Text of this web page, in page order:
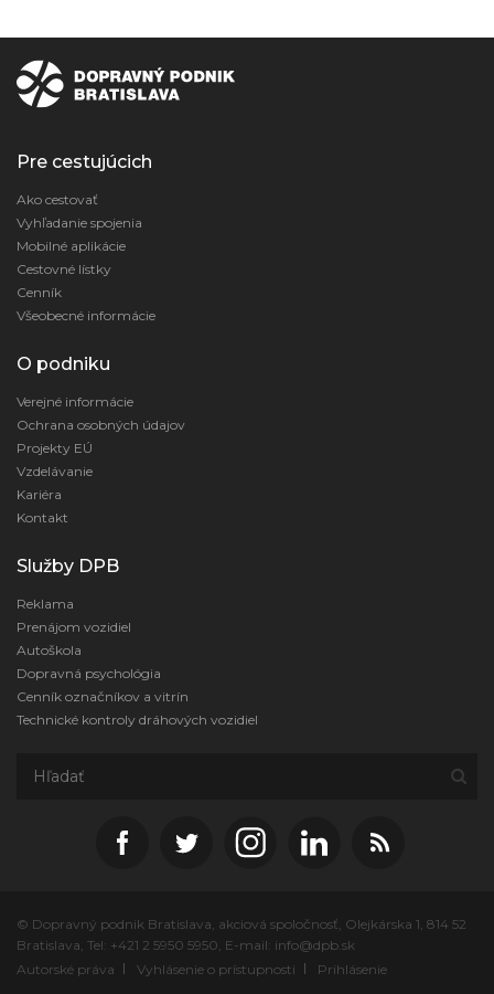
Pre cestujúcich
Ako cestovať
Vyhľadanie spojenia
Mobilné aplikácie
Cestovné lístky
Cenník
Všeobecné informácie
O podniku
Verejné informácie
Ochrana osobných údajov
Projekty EÚ
Vzdelávanie
Kariéra
Kontakt
Služby DPB
Reklama
Prenájom vozidiel
Autoškola
Dopravná psychológia
Cenník označníkov a vitrín
Technické kontroly dráhových vozidiel
© Dopravný podnik Bratislava, akciová spoločnosť, Olejkárska 1, 814 52
Bratislava, Tel: +421 2 5950 5950, E-mail: info@dpb.sk
Autorské práva
Vyhlásenie o prístupnosti Prihlásenie